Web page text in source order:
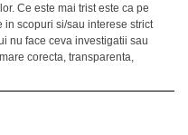
Ce este mai trist este ca pe
scopuri si/sau interese strict
nu face ceva investigatii sau
corecta, transparenta,